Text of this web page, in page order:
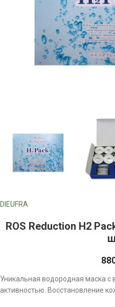
DIEUFRA
ROS Reduction H2
Уникальная водородная маска с
активностью. Восстановление